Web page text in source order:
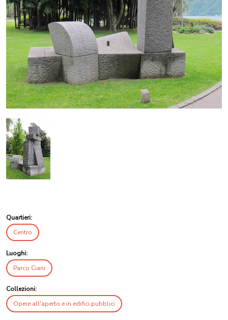
Quartieri:
Centro
Luoghi:
Parco Ciani
Collezioni:
Opere all'aperto e in edifici pubblici